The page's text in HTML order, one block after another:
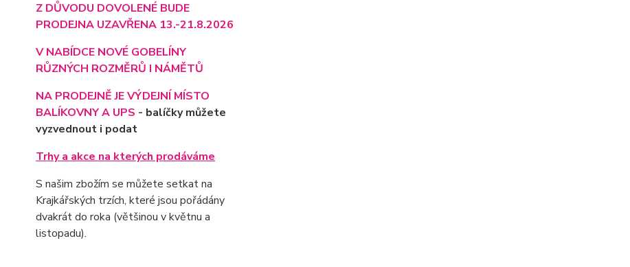
Z DŮVODU DOVOLENÉ BUDE
PRODEJNA UZAVŘENA 13.-21.8.2026
V NABÍDCE NOVÉ GOBELÍNY
RŮZNÝCH ROZMĚRŮ I NÁMĚTŮ
NA PRODEJNĚ JE VÝDEJNÍ MÍSTO
BALÍKOVNY A UPS - balíčky můžete
vyzvednout i podat
Trhy a akce na kterých prodáváme
S našim zbožím se můžete setkat na
Krajkářských trzích, které jsou pořádány
dvakrát do roka (většinou v květnu a
listopadu).